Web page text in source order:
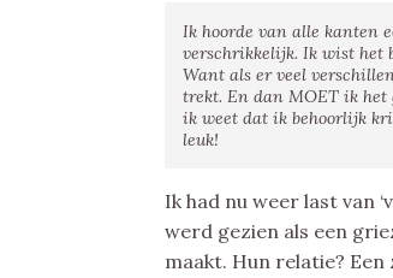
Ik hoorde van alle kanten
verschrikkelijk. Ik wist het
Want als er veel
trekt. En dan MOET ik het
ik weet dat ik behoorlijk
leuk!
Ik had nu weer last van
werd gezien als een
maakt. Hun relatie?